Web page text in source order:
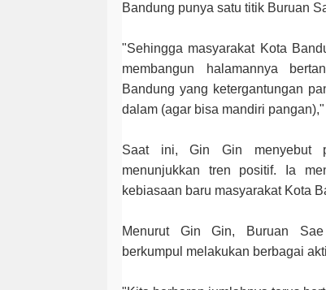
Bandung punya satu titik Buruan
"Sehingga masyarakat Kota
membangun halamannya
Bandung yang ketergantungan
dalam (agar bisa mandiri
Saat ini, Gin Gin menyebut
menunjukkan tren positif. Ia
kebiasaan baru masyarakat Kota
Menurut Gin Gin, Buruan
berkumpul melakukan berbagai